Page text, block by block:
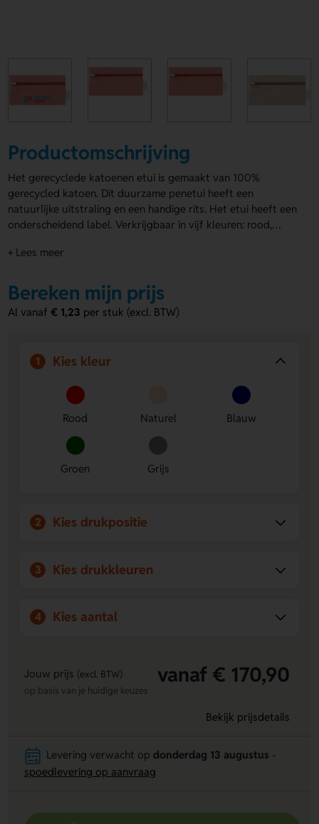
Productomschrijving
Het gerecyclede katoenen etui is gemaakt van 100%
gerecycled katoen. Dit duurzame penetui heeft een
natuurlijke uitstraling en een handige rits. Het etui heeft een
onderscheidend label. Verkrijgbaar in vijf kleuren: rood,
met logoop één of beide zijden. Full colour bedrukking is
gerecyclede katoenen etuis!
+ Lees meer
Bereken mijn prijs
Al vanaf€ 1,23 per stuk (excl. BTW)
1 Kies kleur
Rood Naturel Blauw
Groen Grijs
2 Kies drukpositie
3 Kies drukkleuren
4 Kies aantal
Jouw prijs (excl. BTW) vanaf € 170,90
op basis van je huidige keuzes
Bekijk prijsdetails
Levering verwacht op donderdag 13 augustus
spoedlevering op aanvraag